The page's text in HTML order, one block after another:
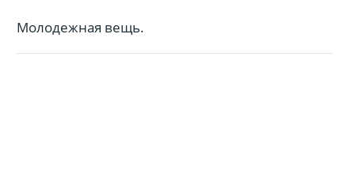
Молодежная вещь.